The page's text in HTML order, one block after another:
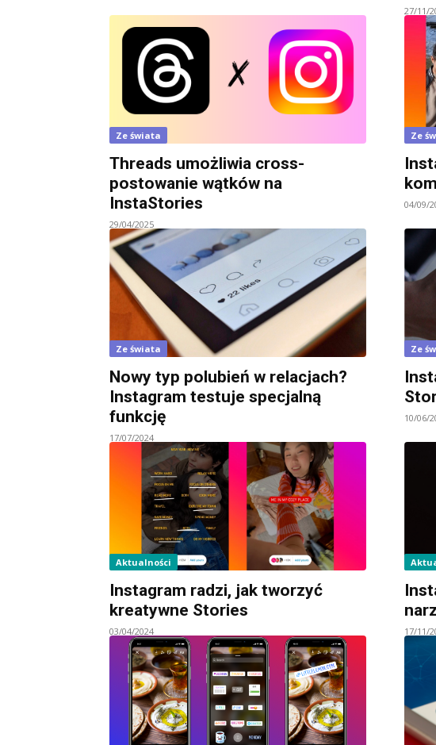
27/11/
Ze świata
Threads umożliwia cross-
postowanie wątków na
InstaStories
29/04/2025
Ze
04/09/
Ze świata
Nowy typ polubień w relacjach?
Instagram testuje specjalną
funkcję
17/07/2024
Ze
10/06/
Aktualności
Instagram radzi, jak tworzyć
kreatywne Stories
03/04/2024 17/11/